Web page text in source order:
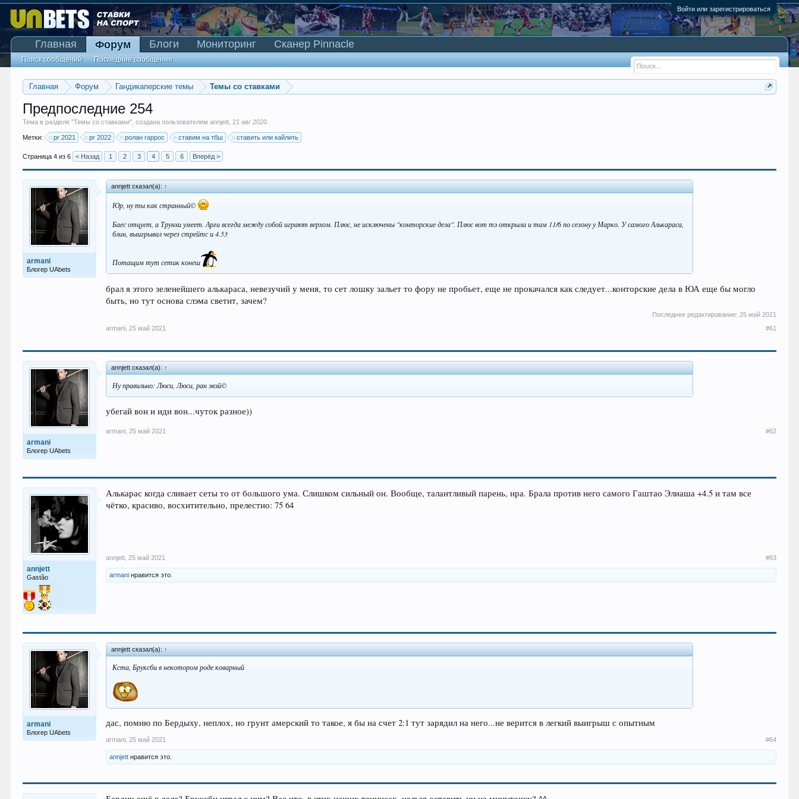
Войти или зарегистрироваться
Главная Форум Гандикаперские темы Темы со ставками
Предпоследние 254
Тема в разделе "Темы со ставками", создана пользователемannjett ,21 авг 2020
Метки: рг 2021 рг 2022 ролан гаррос ставим на тбш ставить или кайлить
Страница 4 из 6 < Назад 1 2 3 4 5 6 Вперёд >
armani
Блогер UAbets
annjett сказал(а): ↑
Юр, ну ты как странный©
Баес отцует, а Трунхи умеет. Арги всегда между собой играют верхом. Плюс, не исключены "конторские дела". Плюс вот тэ открыла и там 11/6 по сезону у Марко. У самого Алькараса,
блин, выигрывал через стрейтс и 4.53
Потащим тут сетик конеш
брал я этого зеленейшего алькараса, невезучий у меня, то сет лошку зальет то фору не пробьет, еще не прокачался как следует...конторские дела в ЮА еще бы могло
быть, но тут основа слэма светит, зачем?
Последнее редактирование: 25 май 2021
armani 25 май 2021 #61
armani
Блогер UAbets
annjett сказал(а): ↑
Ну правильно: Люси, Люси, ран эвэй©
убегай вон и иди вон...чуток разное))
armani 25 май 2021 #62
annjett
Gastão
Алькарас когда сливает сеты то от большого ума. Слишком сильный он. Вообще, талантливый парень, нра. Брала против него самого Гаштао Элиаша +4.5 и там все
чётко, красиво, восхитительно, прелестно: 75 64
annjett 25 май 2021 #63
armani нравится это.
armani
Блогер UAbets
annjett сказал(а): ↑
Кста, Бруксби в некотором роде коварный
дас, помню по Бердыху, неплох, но грунт амерский то такое, я бы на счет 2:1 тут зарядил на него...не верится в легкий выигрыш с опытным
armani 25 май 2021 #64
annjett нравится это.
Главная Форум
Поиск сообщений Последние сообщения
Блоги Мониторинг Сканер Pinnacle